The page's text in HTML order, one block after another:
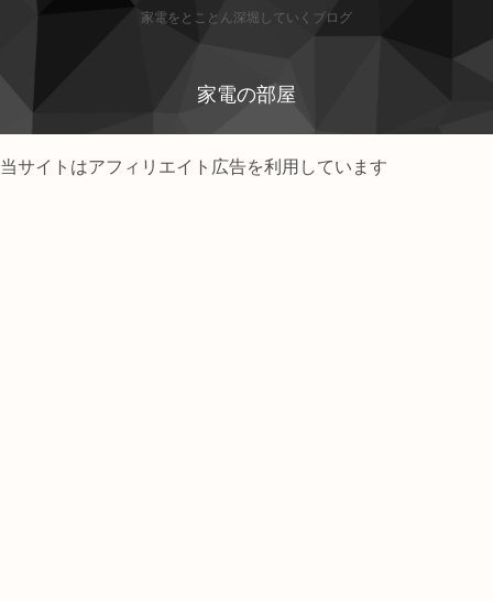
家電をとことん深堀していくブログ
家電の部屋
当サイトはアフィリエイト広告を利用しています